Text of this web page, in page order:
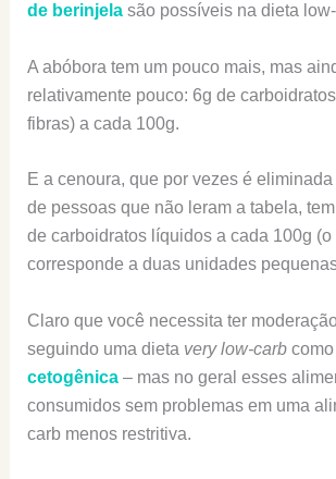
de berinjelasão possíveis na dieta
A abóbora tem um pouco mais, mas
relativamente pouco: 6g de
fibras) a cada 100g.
E a cenoura, que por vezes é
de pessoas que não leram a tabela,
de carboidratos líquidos a cada 100g (o
corresponde a duas unidades
Claro que você necessita ter
seguindo uma dieta very low-carb como
cetogênica– mas no geral esses
consumidos sem problemas em uma
carb menos restritiva.